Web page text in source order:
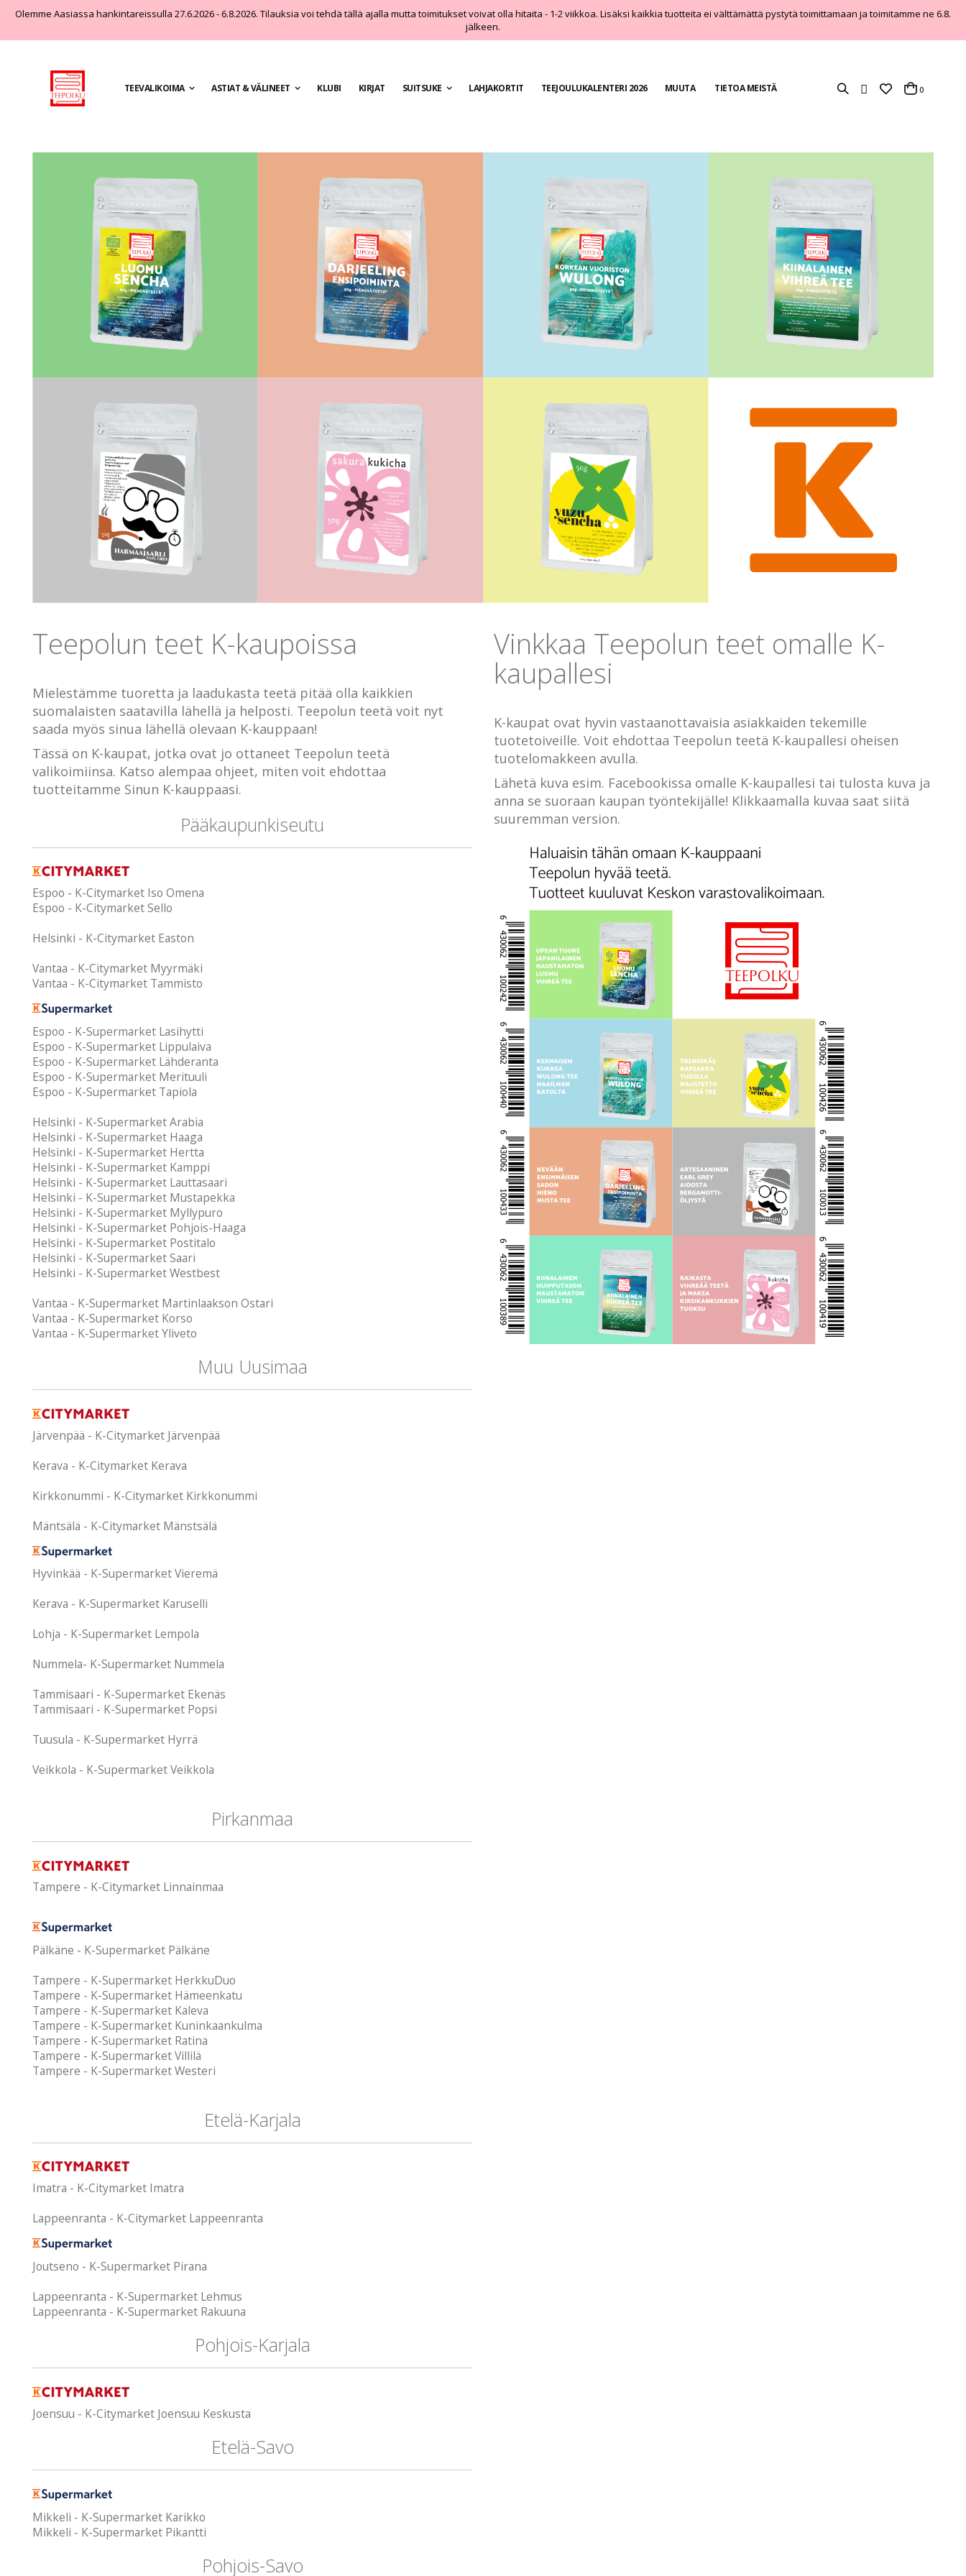
Olemme Aasiassa hankintareissulla 27.6.2026 - 6.8.2026. Tilauksia voi tehdä tällä ajalla mutta toimitukset voivat olla hitaita - 1-2 viikkoa. Lisäksi kaikkia tuotteita ei välttämättä pystytä toimittamaan ja toimitamme ne 6.8.
jälkeen.
TEEVALIKOIMA ASTIAT & VÄLINEET KLUBI KIRJAT SUITSUKE LAHJAKORTIT TEEJOULUKALENTERI 2026 MUUTA TIETOA MEISTÄ Cart
0tuotteet
Teepolun teet K-kaupoissa
Mielestämme tuoretta ja laadukasta teetä pitää olla kaikkien
suomalaisten saatavilla lähellä ja helposti. Teepolun teetä voit nyt
saada myös sinua lähellä olevaan K-kauppaan!
Tässä on K-kaupat, jotka ovat jo ottaneet Teepolun teetä
valikoimiinsa. Katso alempaa ohjeet, miten voit ehdottaa
tuotteitamme Sinun K-kauppaasi.
Pääkaupunkiseutu
Espoo - K-Citymarket Iso Omena
Espoo - K-Citymarket Sello
Helsinki - K-Citymarket Easton
Vantaa - K-Citymarket Myyrmäki
Vantaa - K-Citymarket Tammisto
Espoo - K-Supermarket Lasihytti
Espoo - K-Supermarket Lippulaiva
Espoo - K-Supermarket Lähderanta
Espoo - K-Supermarket Merituuli
Espoo - K-Supermarket Tapiola
Helsinki - K-Supermarket Arabia
Helsinki - K-Supermarket Haaga
Helsinki - K-Supermarket Hertta
Helsinki - K-Supermarket Kamppi
Helsinki - K-Supermarket Lauttasaari
Helsinki - K-Supermarket Mustapekka
Helsinki - K-Supermarket Myllypuro
Helsinki - K-Supermarket Pohjois-Haaga
Helsinki - K-Supermarket Postitalo
Helsinki - K-Supermarket Saari
Helsinki - K-Supermarket Westbest
Vantaa - K-Supermarket Martinlaakson Ostari
Vantaa - K-Supermarket Korso
Vantaa - K-Supermarket Yliveto
Muu Uusimaa
Järvenpää - K-Citymarket Järvenpää
Kerava - K-Citymarket Kerava
Kirkkonummi - K-Citymarket Kirkkonummi
Mäntsälä - K-Citymarket Mänstsälä
Hyvinkää - K-Supermarket Vieremä
Kerava - K-Supermarket Karuselli
Lohja - K-Supermarket Lempola
Nummela- K-Supermarket Nummela
Tammisaari - K-Supermarket Ekenäs
Tammisaari - K-Supermarket Popsi
Tuusula - K-Supermarket Hyrrä
Veikkola - K-Supermarket Veikkola
Pirkanmaa
Tampere - K-Citymarket Linnainmaa
Pälkäne - K-Supermarket Pälkäne
Tampere - K-Supermarket HerkkuDuo
Tampere - K-Supermarket Hämeenkatu
Tampere - K-Supermarket Kaleva
Tampere - K-Supermarket Kuninkaankulma
Tampere - K-Supermarket Ratina
Tampere - K-Supermarket Villilä
Tampere - K-Supermarket Westeri
Etelä-Karjala
Imatra - K-Citymarket Imatra
Lappeenranta - K-Citymarket Lappeenranta
Joutseno - K-Supermarket Pirana
Lappeenranta - K-Supermarket Lehmus
Lappeenranta - K-Supermarket Rakuuna
Pohjois-Karjala
Joensuu - K-Citymarket Joensuu Keskusta
Etelä-Savo
Mikkeli - K-Supermarket Karikko
Mikkeli - K-Supermarket Pikantti
Pohjois-Savo
Vinkkaa Teepolun teet omalle K-
kaupallesi
K-kaupat ovat hyvin vastaanottavaisia asiakkaiden tekemille
tuotetoiveille. Voit ehdottaa Teepolun teetä K-kaupallesi oheisen
tuotelomakkeen avulla.
Lähetä kuva esim. Facebookissa omalle K-kaupallesi tai tulosta kuva ja
anna se suoraan kaupan työntekijälle! Klikkaamalla kuvaa saat siitä
suuremman version.